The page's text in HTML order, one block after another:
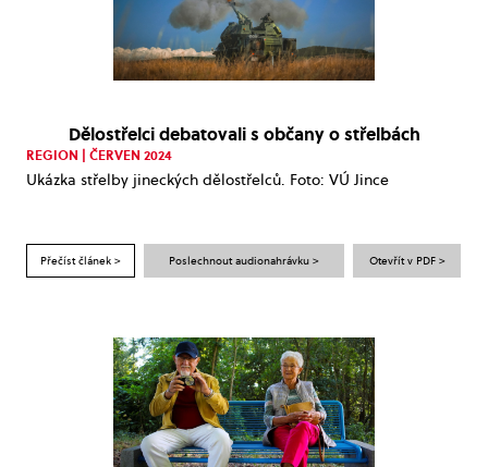
Dělostřelci debatovali s občany o střelbách
REGION | ČERVEN 2024
Ukázka střelby jineckých dělostřelců. Foto: VÚ Jince
Přečíst článek > Poslechnout audionahrávku > Otevřít v PDF >